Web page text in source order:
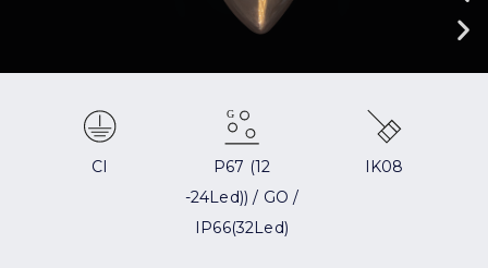
CI
P67 (12
-24Led)) / GO /
IP66(32Led)
IK08